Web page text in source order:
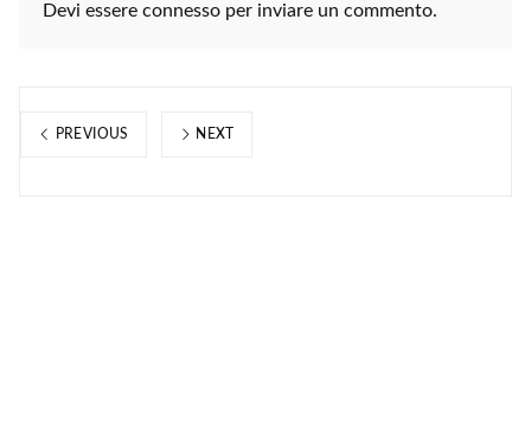
Devi essere connesso per inviare un commento.
PREVIOUS NEXT